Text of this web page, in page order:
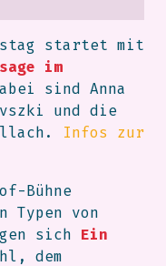
startet mit
im
sind Anna
und die
Infos zur
Bühne
Typen von
sich Ein
dem